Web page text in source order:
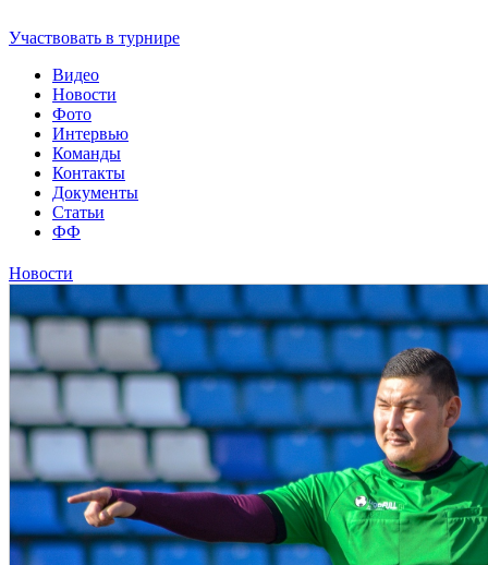
Участвовать в турнире
Видео
Новости
Фото
Интервью
Команды
Контакты
Документы
Статьи
ФФ
Новости